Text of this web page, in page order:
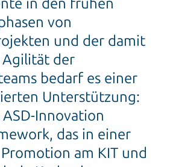
von
und der damit
der
bedarf es einer
Unterstützung:
Innovation
das in einer
am KIT und